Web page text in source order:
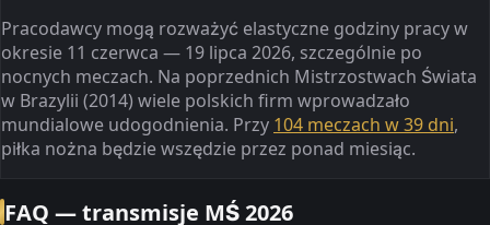
Pracodawcy mogą rozważyć elastyczne godziny pracy w
okresie 11 czerwca — 19 lipca 2026, szczególnie po
nocnych meczach. Na poprzednich Mistrzostwach Świata
w Brazylii (2014) wiele polskich firm wprowadzało
mundialowe udogodnienia. Przy 104 meczach w 39 dni,
piłka nożna będzie wszędzie przez ponad miesiąc.
FAQ — transmisje MŚ 2026